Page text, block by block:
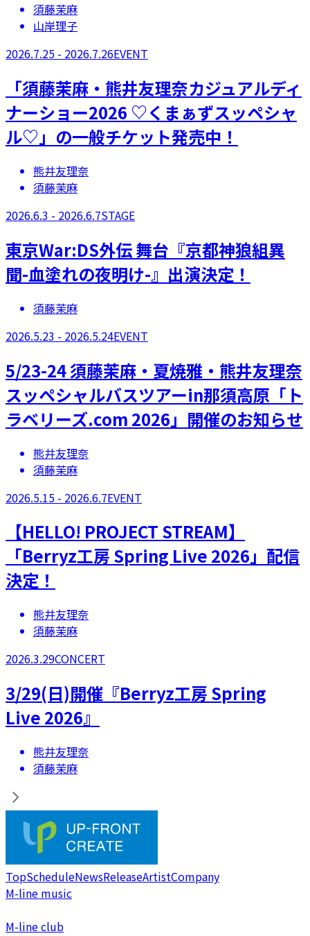
須藤茉麻
山岸理子
2026.7.25 - 2026.7.26EVENT
「須藤茉麻・熊井友理奈カジュアルディ
ナーショー2026 ♡くまぁずスッペシャ
ル♡」の一般チケット発売中！
熊井友理奈
須藤茉麻
2026.6.3 - 2026.6.7STAGE
​東京War:DS外伝 舞台『京都神狼組異
聞-血塗れの夜明け-』出演決定！
須藤茉麻
2026.5.23 - 2026.5.24EVENT
5/23-24 須藤茉麻・夏焼雅・熊井友理奈
スッペシャルバスツアーin那須高原「ト
ラベリーズ.com 2026」開催のお知らせ
熊井友理奈
須藤茉麻
2026.5.15 - 2026.6.7EVENT
【​HELLO! PROJECT STREAM】
「Berryz工房 Spring Live 2026」配信
決定！
熊井友理奈
須藤茉麻
2026.3.29CONCERT
3/29(日)開催『Berryz工房 Spring
Live 2026』
熊井友理奈
須藤茉麻
TopScheduleNewsReleaseArtistCompany
M-line music
M-line club